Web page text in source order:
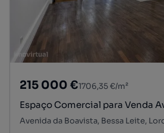
215 000 €1706,35 €/m²
Espaço Comercial para Venda